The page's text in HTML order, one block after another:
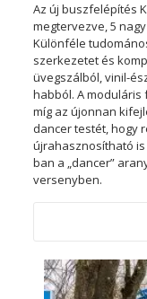
Az új buszfelépítés
megtervezve, 5
Különféle
szerkezetet és
üvegszálból, vinil-
habból. A
míg az újonnan
dancer testét, hogy
újrahasznosítható is
ban a „dancer”
versenyben.